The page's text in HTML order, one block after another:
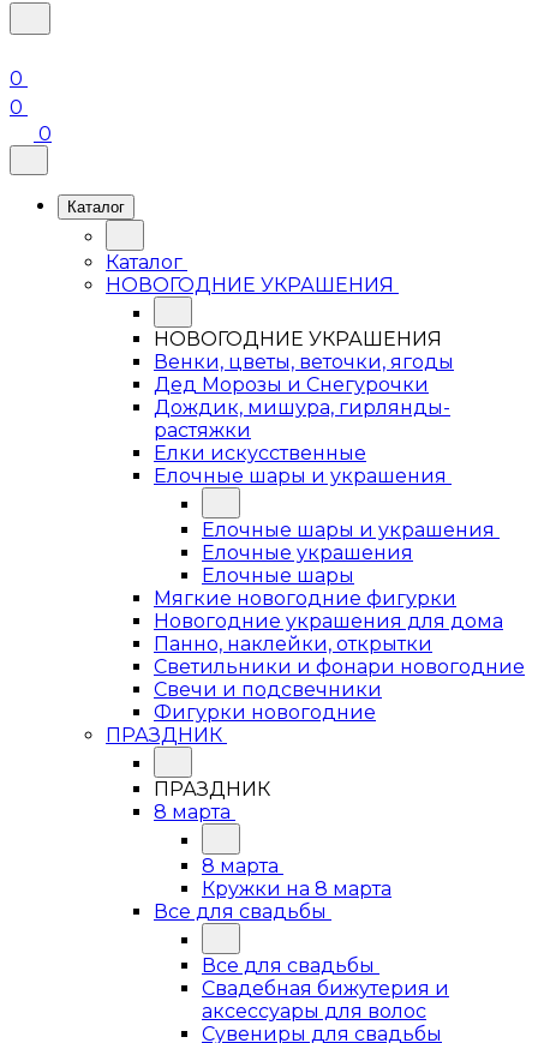
0
0
0
Каталог
Каталог
НОВОГОДНИЕ УКРАШЕНИЯ
НОВОГОДНИЕ УКРАШЕНИЯ
Венки, цветы, веточки, ягоды
Дед Морозы и Снегурочки
Дождик, мишура, гирлянды-
растяжки
Елки искусственные
Елочные шары и украшения
Елочные шары и украшения
Елочные украшения
Елочные шары
Мягкие новогодние фигурки
Новогодние украшения для дома
Панно, наклейки, открытки
Светильники и фонари новогодние
Свечи и подсвечники
Фигурки новогодние
ПРАЗДНИК
ПРАЗДНИК
8 марта
8 марта
Кружки на 8 марта
Все для свадьбы
Все для свадьбы
Свадебная бижутерия и
аксессуары для волос
Сувениры для свадьбы